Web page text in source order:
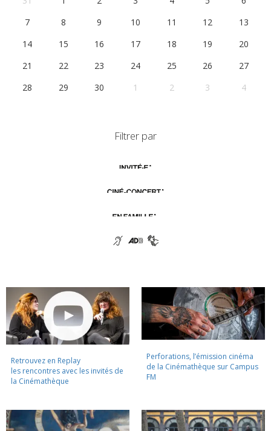
7
8 9 10 11 12
13
14
15 16 17 18 19
20
21
22 23 24 25 26
27
28
29 30 1 2 3 4
Filtrer par
Retrouvez en Replay
les rencontres avec les invités de
la Cinémathèque
Perforations, l’émission cinéma
de la Cinémathèque sur Campus
FM